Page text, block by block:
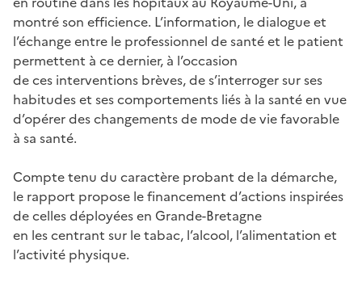
montré son efficience. L’information, le dialogue et
l’échange entre le professionnel de santé et le patient
permettent à ce dernier, à l’occasion
de ces interventions brèves, de s’interroger sur ses
habitudes et ses comportements liés à la santé en vue
d’opérer des changements de mode de vie favorable
à sa santé.
Compte tenu du caractère probant de la démarche,
le rapport propose le financement d’actions inspirées
de celles déployées en Grande-Bretagne
en les centrant sur le tabac, l’alcool, l’alimentation et
l’activité physique.